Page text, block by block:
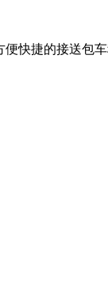
快捷的接送包车